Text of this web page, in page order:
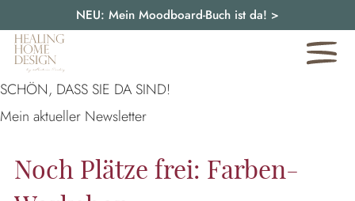
NEU: Mein Moodboard-Buch ist da! >
SCHÖN, DASS SIE DA SIND!
Mein aktueller Newsletter
Noch Plätze frei: Farben-